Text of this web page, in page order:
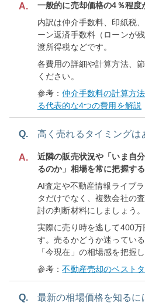
A.
一般的に売却価格の4％程度
内訳は仲介手数料、印紙税
ーン返済手数料（ローンが
渡所得税などです。
各費用の詳細や計算方法、
ください。
参考：仲介手数料の計算方
る代表的な4つの費用を解説
Q. 高く売れるタイミングは
A.
近隣の販売状況や「いま自
るのか」相場を常に把握す
AI査定や不動産情報ライブ
タだけでなく、複数会社の
討の判断材料にしましょう。
実際に売り時を逃して400
す。売るかどうか迷ってい
「今現在」の相場感を把握
参考：不動産売却のベスト
Q. 最新の相場価格を知るに